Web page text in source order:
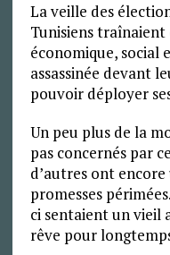
La veille des
Tunisiens
économique, social
assassinée devant
pouvoir déployer
Un peu plus de la
pas concernés par
d’autres ont
promesses
ci sentaient un vieil
rêve pour